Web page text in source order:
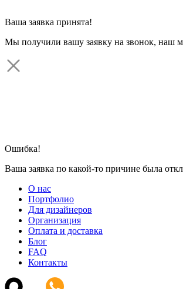
Ваша заявка принята!
Мы получили вашу заявку на звонок, наш
Ошибка!
Ваша заявка по какой-то причине была
О нас
Портфолио
Для дизайнеров
Организация
Оплата и доставка
Блог
FAQ
Контакты